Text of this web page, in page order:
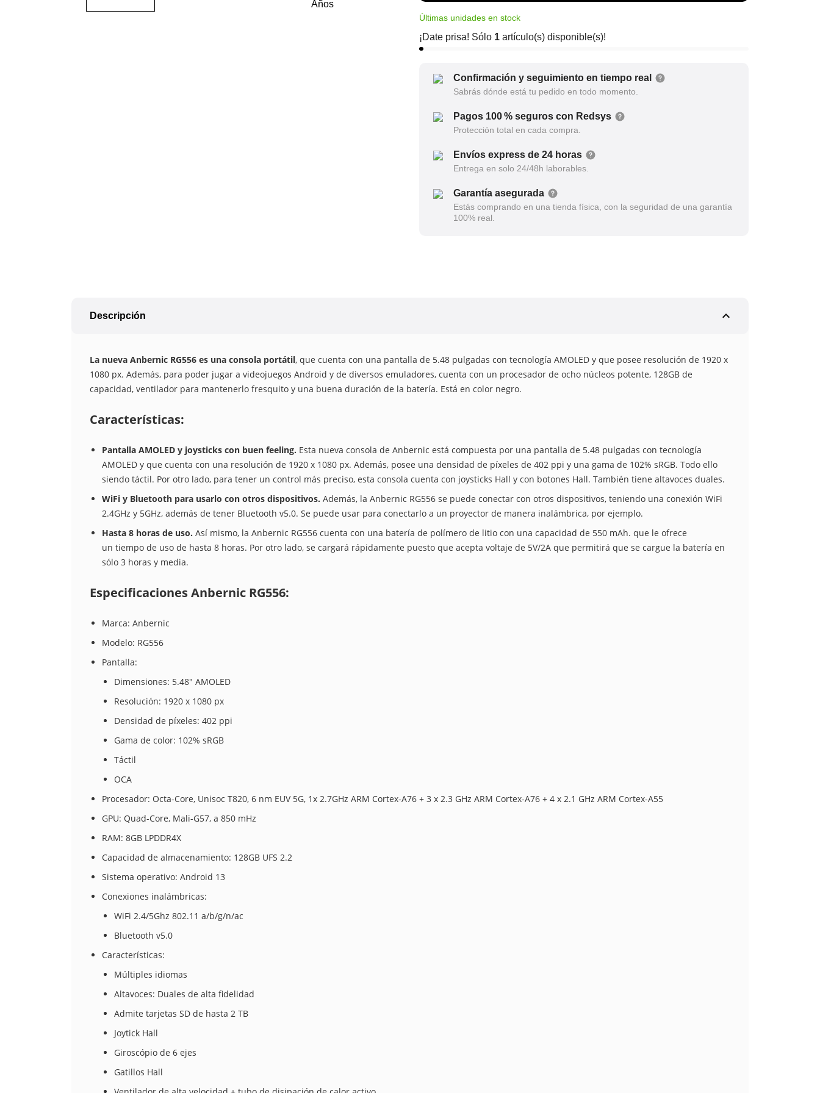
Últimas unidades en stock
¡Date prisa! Sólo 1 artículo(s) disponible(s)!
Confirmación y seguimiento en tiempo real
Sabrás dónde está tu pedido en todo momento.
Pagos 100 % seguros con Redsys
Protección total en cada compra.
Envíos express de 24 horas
Entrega en solo 24/48h laborables.
Garantía asegurada
Estás comprando en una tienda física, con la seguridad de una garantía
100% real.
expand_less
Descripción
La nueva Anbernic RG556 es una consola portátil, que cuenta con una pantalla de 5.48 pulgadas con tecnología AMOLED y que posee resolución de 1920 x
1080 px. Además, para poder jugar a videojuegos Android y de diversos emuladores, cuenta con un procesador de ocho núcleos potente, 128GB de
capacidad, ventilador para mantenerlo fresquito y una buena duración de la batería. Está en color negro.
Características:
Pantalla AMOLED y joysticks con buen feeling. Esta nueva consola de Anbernic está compuesta por una pantalla de 5.48 pulgadas con tecnología
AMOLED y que cuenta con una resolución de 1920 x 1080 px. Además, posee una densidad de píxeles de 402 ppi y una gama de 102% sRGB. Todo ello
siendo táctil. Por otro lado, para tener un control más preciso, esta consola cuenta con joysticks Hall y con botones Hall. También tiene altavoces duales.
WiFi y Bluetooth para usarlo con otros dispositivos. Además, la Anbernic RG556 se puede conectar con otros dispositivos, teniendo una conexión WiFi
2.4GHz y 5GHz, además de tener Bluetooth v5.0. Se puede usar para conectarlo a un proyector de manera inalámbrica, por ejemplo.
Hasta 8 horas de uso. Así mismo, la Anbernic RG556 cuenta con una batería de polímero de litio con una capacidad de 550 mAh. que le ofrece
un tiempo de uso de hasta 8 horas. Por otro lado, se cargará rápidamente puesto que acepta voltaje de 5V/2A que permitirá que se cargue la batería en
sólo 3 horas y media.
Especificaciones Anbernic RG556:
Marca: Anbernic
Modelo: RG556
Pantalla:
Dimensiones: 5.48" AMOLED
Resolución: 1920 x 1080 px
Densidad de píxeles: 402 ppi
Gama de color: 102% sRGB
Táctil
OCA
Procesador: Octa-Core, Unisoc T820, 6 nm EUV 5G, 1x 2.7GHz ARM Cortex-A76 + 3 x 2.3 GHz ARM Cortex-A76 + 4 x 2.1 GHz ARM Cortex-A55
GPU: Quad-Core, Mali-G57, a 850 mHz
RAM: 8GB LPDDR4X
Capacidad de almacenamiento: 128GB UFS 2.2
Sistema operativo: Android 13
Conexiones inalámbricas:
WiFi 2.4/5Ghz 802.11 a/b/g/n/ac
Bluetooth v5.0
Características:
Múltiples idiomas
Altavoces: Duales de alta fidelidad
Admite tarjetas SD de hasta 2 TB
Joytick Hall
Giroscópio de 6 ejes
Gatillos Hall